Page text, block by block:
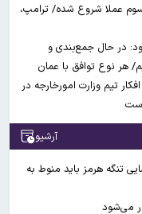
عملا شروع شده/ ترامپ،
در حال جمع‌بندی و
هر نوع توافق با عمان
تیم وزارت امورخارجه در
آرشیو
تنگه هرمز باید منوط به
می‌شود